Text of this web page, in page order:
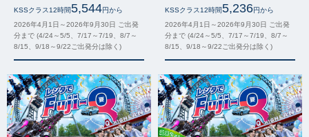
KSSクラス12時間5,544円から
2026年4月1日～2026年9月30日 ご出発
分まで (4/24～5/5、7/17～7/19、8/7～
8/15、9/18～9/22ご出発分は除く)
KSSクラス12時間5,236円から
2026年4月1日～2026年9月30日 ご出発
分まで (4/24～5/5、7/17～7/19、8/7～
8/15、9/18～9/22ご出発分は除く)